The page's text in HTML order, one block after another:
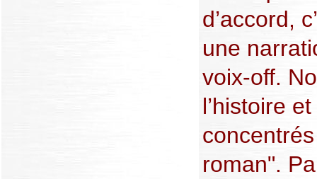
d’accord,
une
voix-off.
l’histoire
roman".